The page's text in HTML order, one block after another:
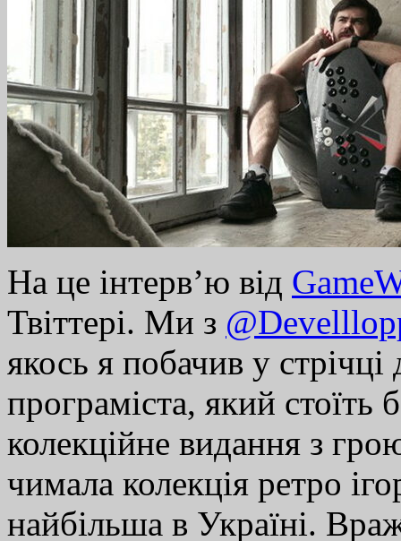
На це інтерв’ю від
Твіттері. Ми з
якось я побачив у
програміста, який стоїть
колекційне видання з
чимала колекція ретро
найбільша в Україні.